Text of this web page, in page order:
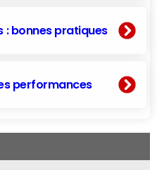
: bonnes pratiques
performances